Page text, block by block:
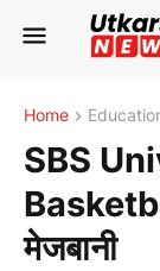
Home
SBS
मेजबानी